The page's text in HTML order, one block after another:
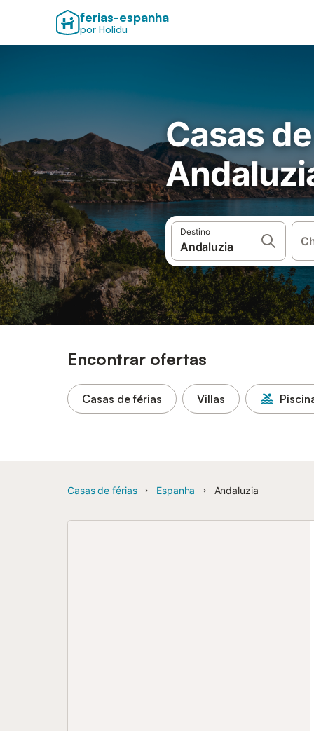
ferias-espanha
por Holidu
Casas
Destino
Encontrar ofertas
Casas de férias Villas
Casas de férias Espanha Andaluzia